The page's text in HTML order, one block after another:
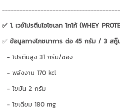
✅ 1. เวย์โปรตีนไอโซเลท โกโก้ (WHEY
✅ข้อมูลทางโภชนาการ ต่อ 45 กรัม / 3 สกู๊
- โปรตีนสูง 31 กรัม/ซอง
- พลังงาน 170 kcl
- ไขมัน 2 กรัม
- โซเดียม 180 mg